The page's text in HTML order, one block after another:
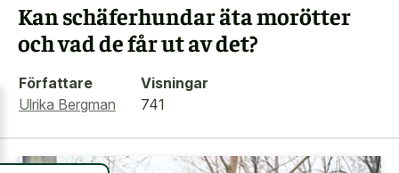
Kan schäferhundar äta morötter
och vad de får ut av det?
Författare
Ulrika Bergman
Visningar
741